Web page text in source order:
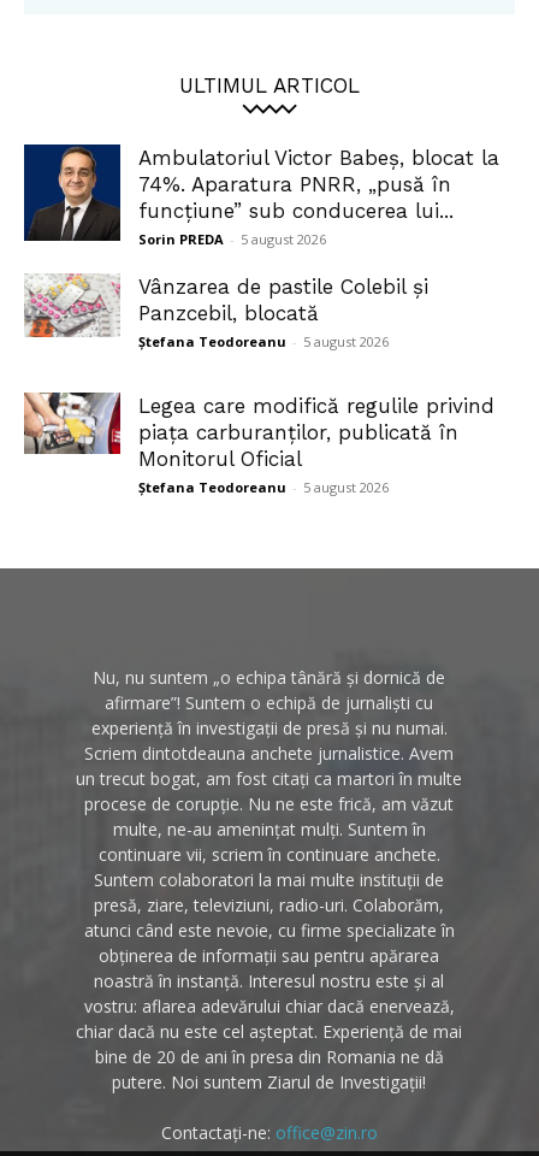
ULTIMUL ARTICOL
Ambulatoriul Victor Babeș, blocat la
74%. Aparatura PNRR, „pusă în
funcțiune” sub conducerea lui...
Sorin PREDA - 5 august 2026
Vânzarea de pastile Colebil și
Panzcebil, blocată
Ștefana Teodoreanu - 5 august 2026
Legea care modifică regulile privind
piața carburanților, publicată în
Monitorul Oficial
Ștefana Teodoreanu - 5 august 2026
Nu, nu suntem „o echipa tânără și dornică de
afirmare”! Suntem o echipă de jurnaliști cu
experiență în investigații de presă și nu numai.
Scriem dintotdeauna anchete jurnalistice. Avem
un trecut bogat, am fost citați ca martori în multe
procese de corupție. Nu ne este frică, am văzut
multe, ne-au amenințat mulți. Suntem în
continuare vii, scriem în continuare anchete.
Suntem colaboratori la mai multe instituții de
presă, ziare, televiziuni, radio-uri. Colaborăm,
atunci când este nevoie, cu firme specializate în
obținerea de informații sau pentru apărarea
noastră în instanță. Interesul nostru este și al
vostru: aflarea adevărului chiar dacă enervează,
chiar dacă nu este cel așteptat. Experiență de mai
bine de 20 de ani în presa din Romania ne dă
putere. Noi suntem Ziarul de Investigații!
Contactați-ne: office@zin.ro